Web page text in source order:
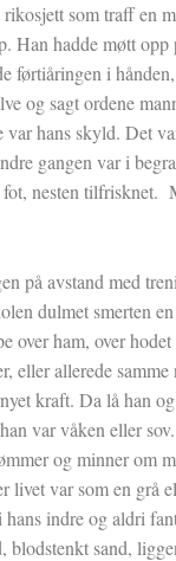
rikosjett som traff en
Han hadde møtt opp
førtiåringen i
og sagt ordene
var hans skyld. Det
gangen var i
nesten tilfrisknet.
på avstand med
dulmet smerten
over ham, over
eller allerede samme
kraft. Da lå han
var våken eller
og minner om
livet var som en grå
hans indre og aldri
blodstenkt sand,